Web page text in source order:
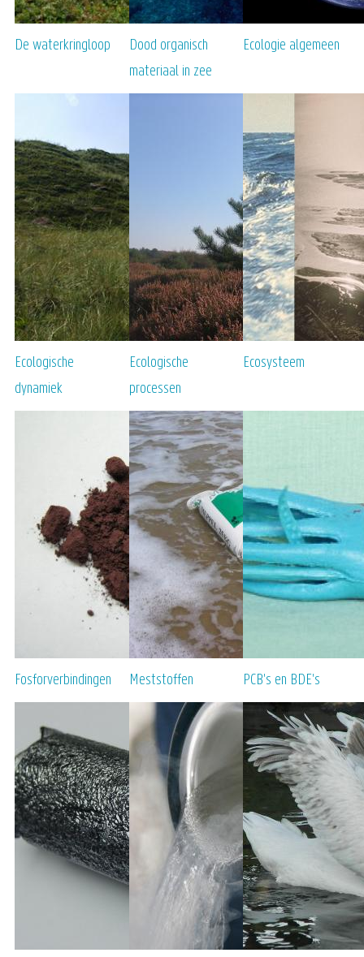
De waterkringloop
Dood organisch
materiaal in zee
Ecologie algemeen
Ecologische
dynamiek
Ecologische
processen
Ecosysteem
Fosforverbindingen Meststoffen PCB's en BDE's